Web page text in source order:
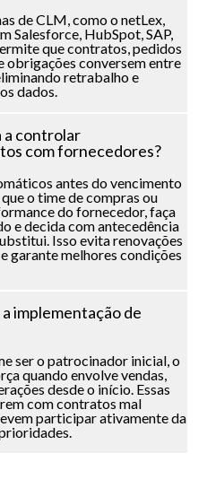
de CLM, como o netLex,
Salesforce, HubSpot, SAP,
que contratos, pedidos
obrigações conversem entre
retrabalho e
dados.
a controlar
com fornecedores?
antes do vencimento
o time de compras ou
do fornecedor, faça
e decida com antecedência
Isso evita renovações
garante melhores condições
implementação de
ser o patrocinador inicial, o
quando envolve vendas,
desde o início. Essas
com contratos mal
participar ativamente da